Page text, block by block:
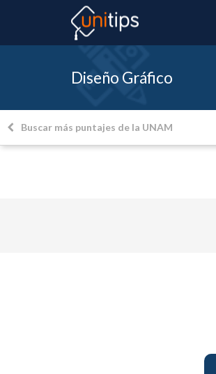
Diseño Gráfico
Buscar más puntajes de la UNAM